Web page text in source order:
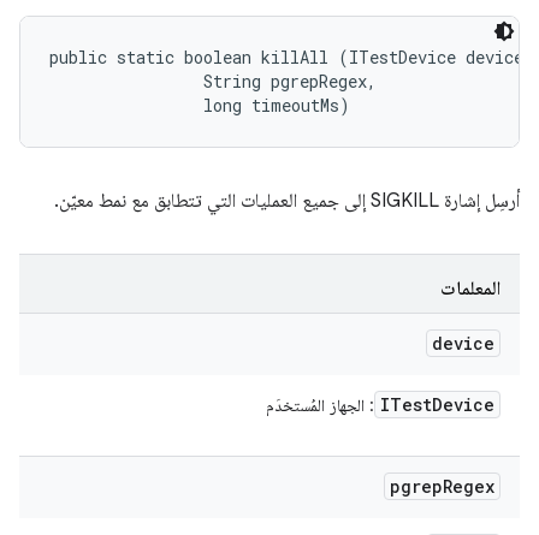
public static boolean killAll (ITestDevice
                String pgrepRegex,
                long timeoutMs)
أرسِل إشارة SIGKILL إلى جميع العمليات التي تتطابق مع نمط معيّن.
المعلمات
device
ITestDevice : الجهاز المُستخدَم
pgrepRegex